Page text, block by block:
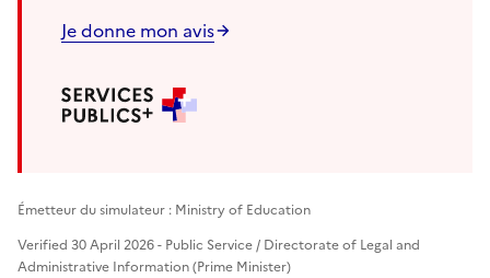
Je donne mon avis
Émetteur du simulateur : Ministry of Education
Verified 30 April 2026 - Public Service / Directorate of Legal and
Administrative Information (Prime Minister)